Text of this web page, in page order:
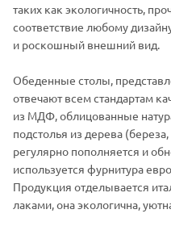
таких как экологичность,
соответствие любому
и роскошный внешний вид.
Обеденные столы,
отвечают всем стандартам
из МДФ, облицованные
подстолья из дерева
регулярно пополняется и
используется фурнитура
Продукция отделывается
лаками, она экологична,